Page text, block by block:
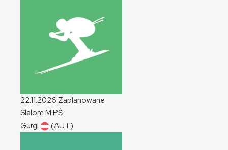
22.11.2026 Zaplanowane
Slalom M PŚ
Gurgl
(AUT)